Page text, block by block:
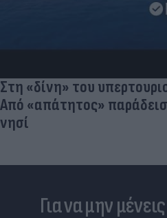
Πριν από τη δόξα,
έπρεπε να δώσει μια
Για να μην